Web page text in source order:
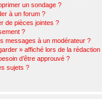
un sondage ?
à un forum ?
de pièces jointes ?
?
messages à un modérateur ?
» affiché lors de la rédaction
d’être approuvé ?
sujets ?